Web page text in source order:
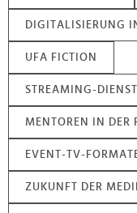
DIGITALISIERUNG
UFA FICTION
STREAMING-
MENTOREN IN DER
EVENT-TV-
ZUKUNFT DER